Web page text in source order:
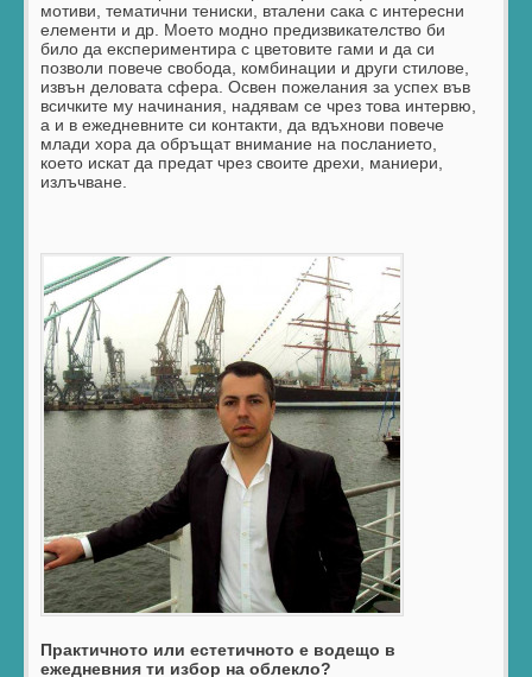
мотиви, тематични тениски, вталени сака с интересни
елементи и др. Моето модно предизвикателство би
било да експериментира с цветовите гами и да си
позволи повече свобода, комбинации и други стилове,
извън деловата сфера. Освен пожелания за успех във
всичките му начинания, надявам се чрез това интервю,
а и в ежедневните си контакти, да вдъхнови повече
млади хора да обръщат внимание на посланието,
което искат да предат чрез своите дрехи, маниери,
излъчване.
Практичното или естетичното е водещо в
ежедневния ти избор на облекло?